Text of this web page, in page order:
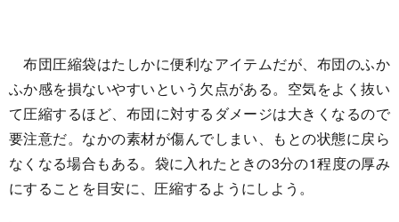
布団圧縮袋はたしかに便利なアイテムだが、布団のふか
ふか感を損ないやすいという欠点がある。空気をよく抜い
て圧縮するほど、布団に対するダメージは大きくなるので
要注意だ。なかの素材が傷んでしまい、もとの状態に戻ら
なくなる場合もある。袋に入れたときの3分の1程度の厚み
にすることを目安に、圧縮するようにしよう。